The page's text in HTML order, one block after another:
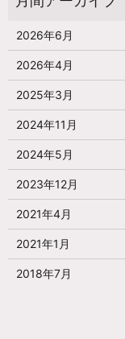
2026年6月
2026年4月
2025年3月
2024年11月
2024年5月
2023年12月
2021年4月
2021年1月
2018年7月